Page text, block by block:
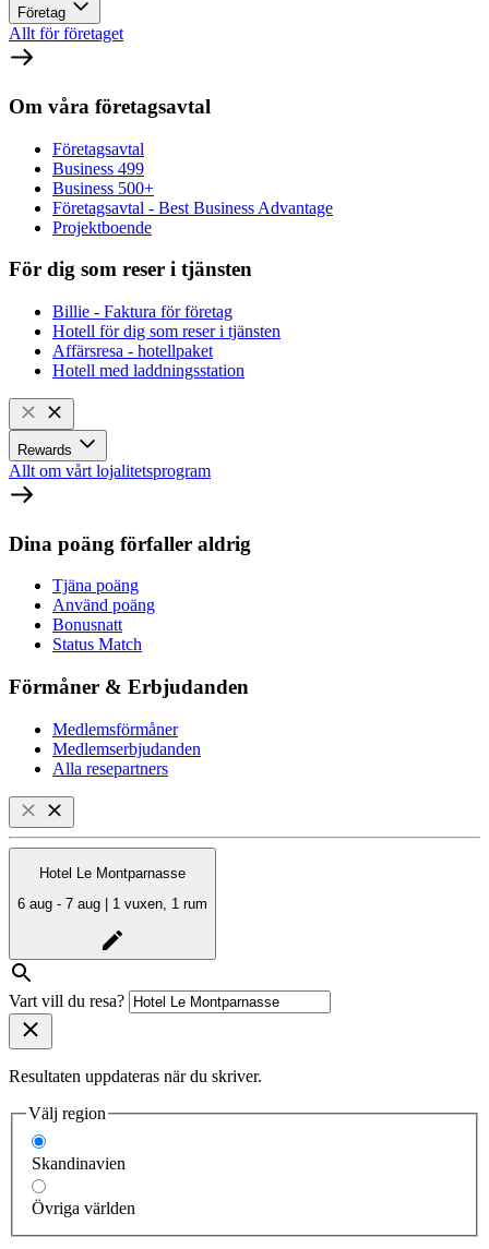
Företag
Allt för företaget
Om våra företagsavtal
Företagsavtal
Business 499
Business 500+
Företagsavtal - Best Business Advantage
Projektboende
För dig som reser i tjänsten
Billie - Faktura för företag
Hotell för dig som reser i tjänsten
Affärsresa - hotellpaket
Hotell med laddningsstation
Rewards
Allt om vårt lojalitetsprogram
Dina poäng förfaller aldrig
Tjäna poäng
Använd poäng
Bonusnatt
Status Match
Förmåner & Erbjudanden
Medlemsförmåner
Medlemserbjudanden
Alla resepartners
Hotel Le Montparnasse
6 aug - 7 aug | 1 vuxen, 1 rum
Vart vill du resa?
Resultaten uppdateras när du skriver.
Välj region
Skandinavien
Övriga världen